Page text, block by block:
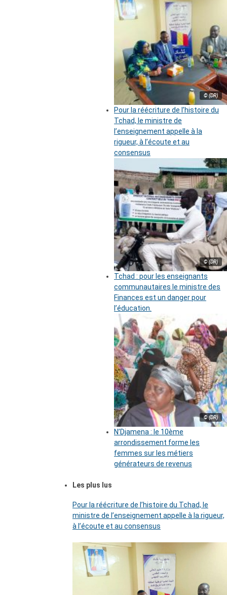
© (DR)
Pour la réécriture de l’histoire du
Tchad, le ministre de
l’enseignement appelle à la
rigueur, à l’écoute et au
consensus
© (DR)
Tchad : pour les enseignants
communautaires le ministre des
Finances est un danger pour
l’éducation.
© (DR)
N’Djamena : le 10ème
arrondissement forme les
femmes sur les métiers
générateurs de revenus
Les plus lus
Pour la réécriture de l’histoire du Tchad, le
ministre de l’enseignement appelle à la rigueur,
à l’écoute et au consensus